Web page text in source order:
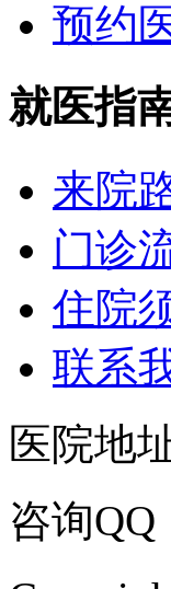
预约
就医指
来院
门诊
住院
联系
医院地
咨询QQ